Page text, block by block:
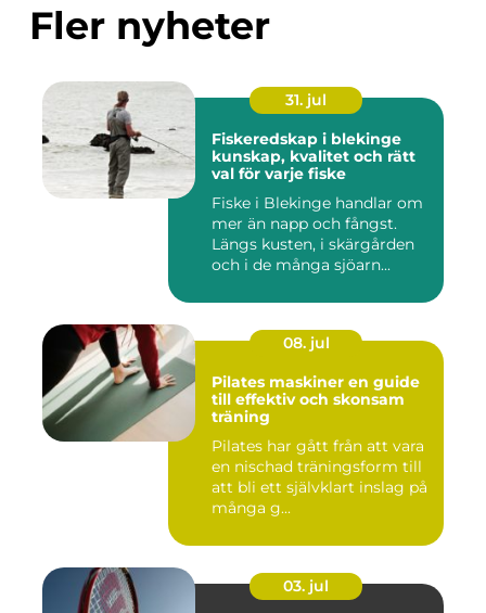
Fler nyheter
31. jul
Fiskeredskap i blekinge
kunskap, kvalitet och rätt
val för varje fiske
Fiske i Blekinge handlar om
mer än napp och fångst.
Längs kusten, i skärgården
och i de många sjöarn...
08. jul
Pilates maskiner en guide
till effektiv och skonsam
träning
Pilates har gått från att vara
en nischad träningsform till
att bli ett självklart inslag på
många g...
03. jul